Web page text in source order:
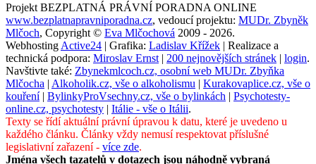
Projekt BEZPLATNÁ PRÁVNÍ PORADNA ONLINE
www.bezplatnapravniporadna.cz, vedoucí projektu: MUDr. Zbyněk
Mlčoch, Copyright © Eva Mlčochová 2009 - 2026.
Webhosting Active24 | Grafika: Ladislav Křížek | Realizace a
technická podpora: Miroslav Ernst | 200 nejnovějších stránek | login.
Navštivte také: Zbynekmlcoch.cz, osobní web MUDr. Zbyňka
Mlčocha | Alkoholik.cz, vše o alkoholismu | Kurakovaplice.cz, vše o
kouření| BylinkyProVsechny.cz, vše o bylinkách | Psychotesty-
online.cz, psychotesty | Itálie - vše o Itálii.
Texty se řídí aktuální právní úpravou k datu, které je uvedeno u
každého článku. Články vždy nemusí respektovat příslušné
legislativní zařazení - více zde.
Jména všech tazatelů v dotazech jsou náhodně vybraná